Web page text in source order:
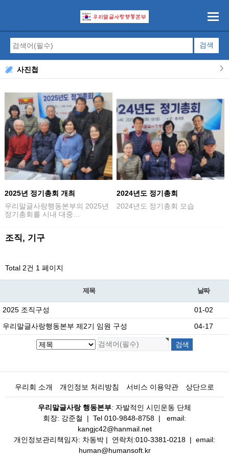
사진첩
2025년 정기총회 개최
우리말글사랑행동본부의 2025년
정기총회를 시내 대중…
2024년도 정기총회
2024년도 정기총회 모습
조직, 기구
Total 2건 1 페이지
제목 날짜
2025 조직구성
01-02
우리말글사랑행동본부 제2기 임원 구성
04-17
우리회 소개 개인정보 처리방침 서비스 이용약관 상단으로
우리말글사랑 행동본부: 자발적인 시민운동 단체
회장: 강준철 | Tel 010-9848-8758 | email:
kangjc42@hanmail.net
개인정보관리책임자: 차동박 | 연락처:010-3381-0218 | email:
human@humansoft.kr